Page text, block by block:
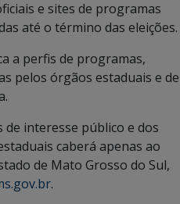
e sites de programas
até o término das eleições.
a perfis de programas,
pelos órgãos estaduais e de
de interesse público e dos
caberá apenas ao
de Mato Grosso do Sul,
.